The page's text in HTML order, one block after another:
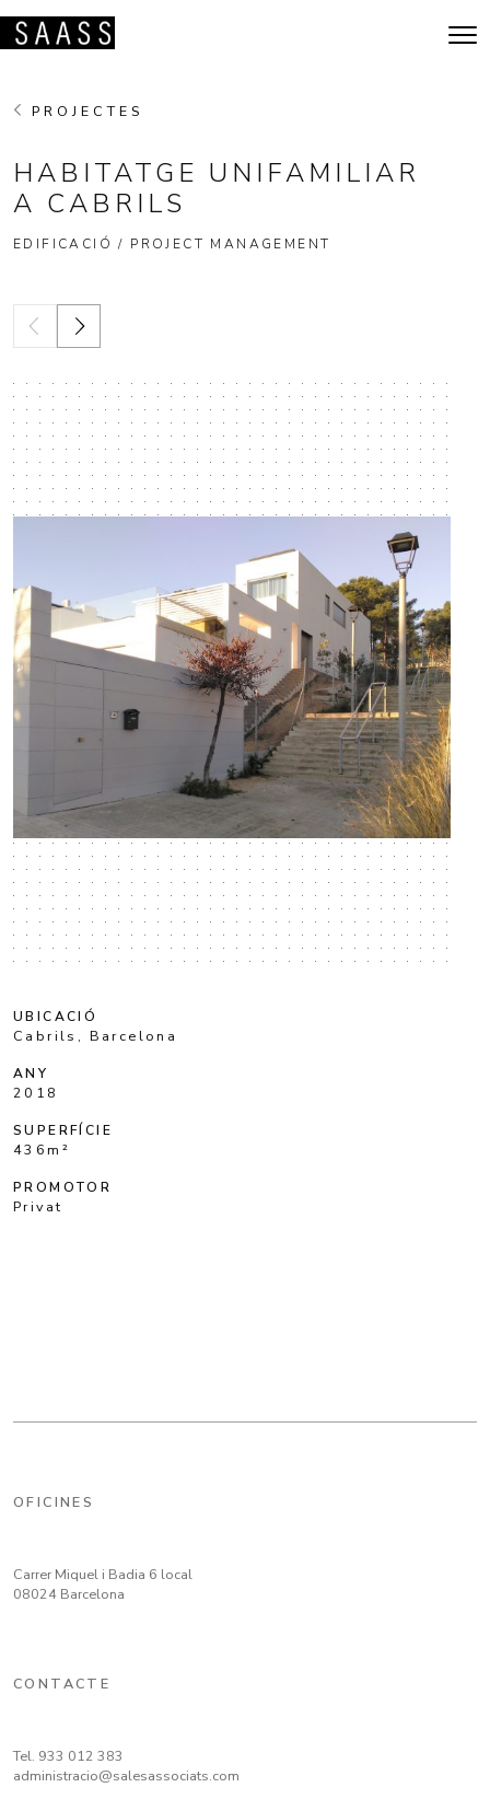
Navegació principal
PROJECTES
HABITATGE UNIFAMILIAR
A CABRILS
EDIFICACIÓ / PROJECT MANAGEMENT
UBICACIÓ
Cabrils, Barcelona
ANY
2018
SUPERFÍCIE
436m²
PROMOTOR
Privat
OFICINES
Carrer Miquel i Badia 6 local
08024 Barcelona
CONTACTE
Tel. 933 012 383
administracio@salesassociats.com